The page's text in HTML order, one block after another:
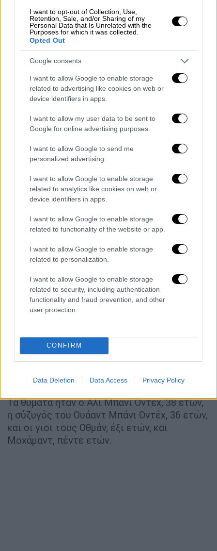
I want to opt-out of Collection, Use,
Retention, Sale, and/or Sharing of my
Personal Data that Is Unrelated with the
Purposes for which it was collected.
Opted Out
Google consents
I want to allow Google to enable storage
related to advertising like cookies on web or
device identifiers in apps.
I want to allow my user data to be sent to
Google for online advertising purposes.
I want to allow Google to send me
personalized advertising.
I want to allow Google to enable storage
related to analytics like cookies on web or
device identifiers in apps.
I want to allow Google to enable storage
related to functionality of the website or app.
I want to allow Google to enable storage
related to personalization.
I want to allow Google to enable storage
related to security, including authentication
functionality and fraud prevention, and other
user protection.
CONFIRM
Data Deletion Data Access Privacy Policy
εμπλεκόμενα άτομα».
Ο Αμπού Χαϊκάλ απέρριψε την εκδοχή του
στρατού.
Ο στρατιώτης βρισκόταν περίπου δέκα
μέτρα μακριά μου. Με είδε, είδε τη σύζυγό
μου και τα παιδιά», είπε στη Haaretz. «Τα
παράθυρα δεν ήταν φιμέ, ήταν καταμεσήμερο
και όλα φαίνονταν καθαρά. Δεν μπορεί να
ισχυριστεί κανείς ότι δεν είδε πως
Σταμάτησα όπως μου ζητήθηκε και μετά
απλώς πυροβόλησαν το αυτοκίνητο. Δεν
υπήρχε σαφές σημείο ελέγχου, μόνο
στρατιώτες στον δρόμο. Σταμάτησα όταν
μου το ζήτησαν και τότε άρχισαν οι
πυροβολισμοί.Το αυτοκίνητο ήταν εντελώς
κινούνταν καθόλου. Ένα βρέφος επτά μηνών
σκοτώθηκε εν ψυχρώ. Δεν του άξιζε αυτό
Εγκλήματα χωρίς τιμωρία
Όπως αναφέρει οGuardian, σε παρόμοιο
κοιλάδα του Ιορδάνη,
Μαρτίου εναντίον οχήματος που διέσχιζε το
Παλαιστινίων και δύο από τα παιδιά τους
Τα θύματα ήταν ο Άλι Μπάνι Οντέχ, 38 ετών,
η σύζυγός του Ουάαντ Μπάνι Οντέχ, 36 ετών,
και οι γιοι τους Οθμάν, έξι ετών, και
Μοχάμαντ, πέντε ετών.